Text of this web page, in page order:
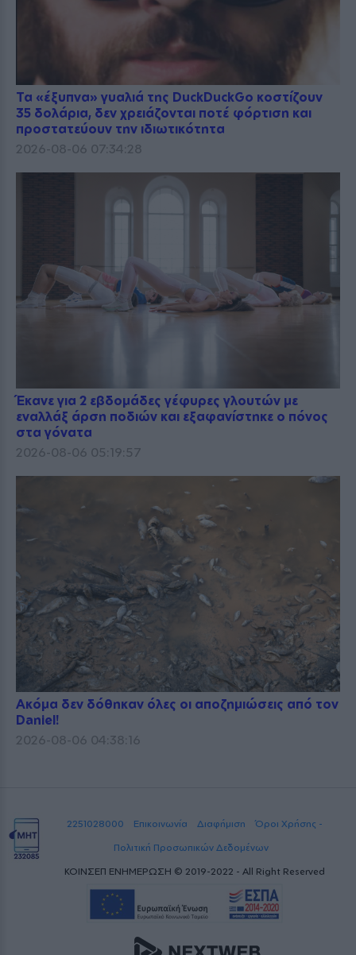
Τα «έξυπνα» γυαλιά της DuckDuckGo κοστίζουν
35 δολάρια, δεν χρειάζονται ποτέ φόρτιση και
προστατεύουν την ιδιωτικότητα
2026-08-06 07:34:28
Έκανε για 2 εβδομάδες γέφυρες γλουτών με
εναλλάξ άρση ποδιών και εξαφανίστηκε ο πόνος
στα γόνατα
2026-08-06 05:19:57
Ακόμα δεν δόθηκαν όλες οι αποζημιώσεις από τον
Daniel!
2026-08-06 04:38:16
2251028000 Επικοινωνία Διαφήμιση
Όροι Χρήσης -
Πολιτική Προσωπικών Δεδομένων
ΚΟΙΝΣΕΠ ΕΝΗΜΕΡΩΣΗ © 2019-2022 - All Right Reserved